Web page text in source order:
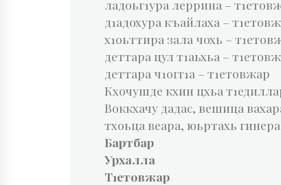
ладоьг1ура леррина –
д1адохура къайлаха –
х1оьттира зала чохь –
деттара цул т1аьхьа –
деттара ч1огг1а – т1етовжар
Кхочушде кхин цхьа
Воккхачу дадас, вешица
тхоьца веара, юьртахь
Бартбар
Урхалла
Т1етовжар